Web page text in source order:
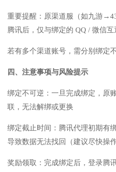
重要提醒：原渠道服（如九游
腾讯后，仅与绑定的 QQ / 微信互
若有多个渠道账号，需分别绑定
四、注意事项与风险提示
绑定不可逆：一旦完成绑定，原
联，无法解绑或更换
绑定截止时间：腾讯代理初期有
导致数据无法找回（建议尽快操作
奖励领取：完成绑定后，登录腾